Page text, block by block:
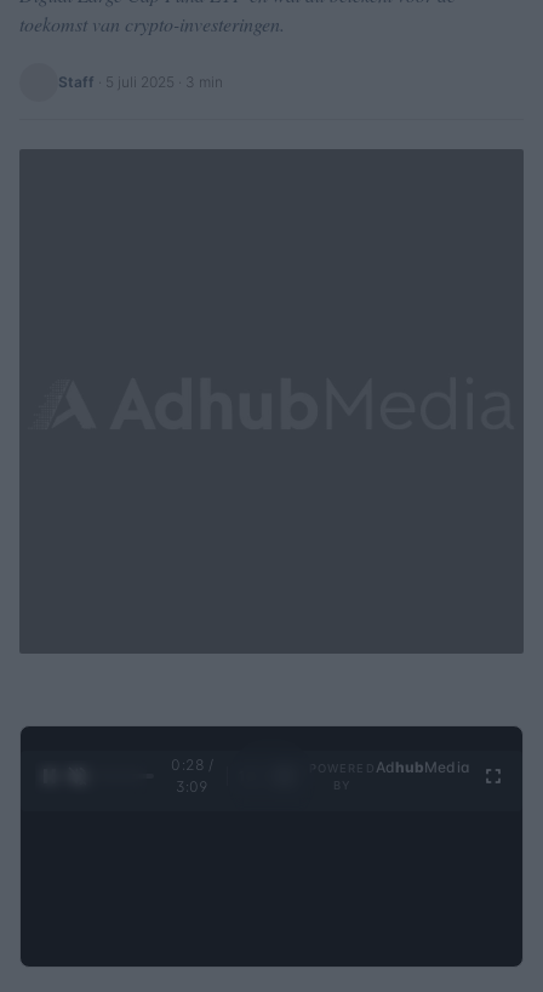
toekomst van crypto-investeringen.
Staff 5 juli 2025 · 3 min
0:29 /
3:09
Ad hubMedia